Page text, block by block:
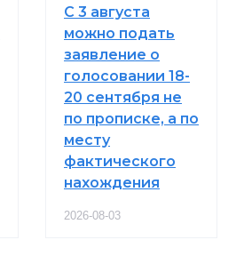
С 3 августа
можно подать
заявление о
голосовании 18-
20 сентября не
по прописке, а по
месту
фактического
нахождения
2026-08-03